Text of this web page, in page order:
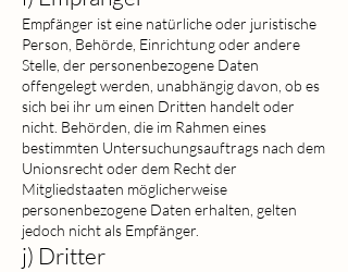
Empfänger ist eine natürliche oder juristische
Person, Behörde, Einrichtung oder andere
Stelle, der personenbezogene Daten
offengelegt werden, unabhängig davon, ob es
sich bei ihr um einen Dritten handelt oder
nicht. Behörden, die im Rahmen eines
bestimmten Untersuchungsauftrags nach dem
Unionsrecht oder dem Recht der
Mitgliedstaaten möglicherweise
personenbezogene Daten erhalten, gelten
jedoch nicht als Empfänger.
j) Dritter